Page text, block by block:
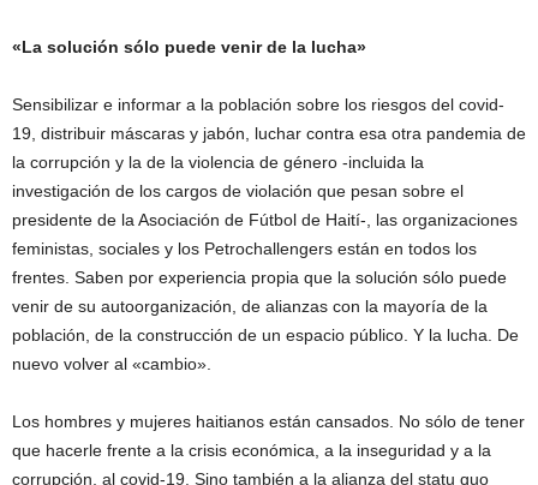
«La solución sólo puede venir de la lucha»
Sensibilizar e informar a la población sobre los riesgos del covid-
19, distribuir máscaras y jabón, luchar contra esa otra pandemia de
la corrupción y la de la violencia de género -incluida la
investigación de los cargos de violación que pesan sobre el
presidente de la Asociación de Fútbol de Haití-, las organizaciones
feministas, sociales y los Petrochallengers están en todos los
frentes. Saben por experiencia propia que la solución sólo puede
venir de su autoorganización, de alianzas con la mayoría de la
población, de la construcción de un espacio público. Y la lucha. De
nuevo volver al «cambio».
Los hombres y mujeres haitianos están cansados. No sólo de tener
que hacerle frente a la crisis económica, a la inseguridad y a la
corrupción, al covid-19. Sino también a la alianza del statu quo